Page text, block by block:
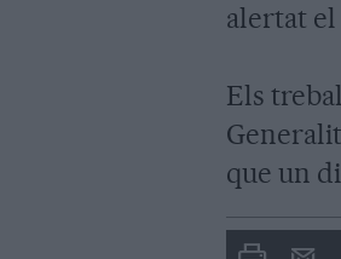
alertat
Els
que un